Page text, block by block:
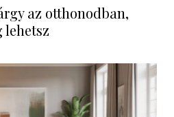
az otthonodban,
lehetsz